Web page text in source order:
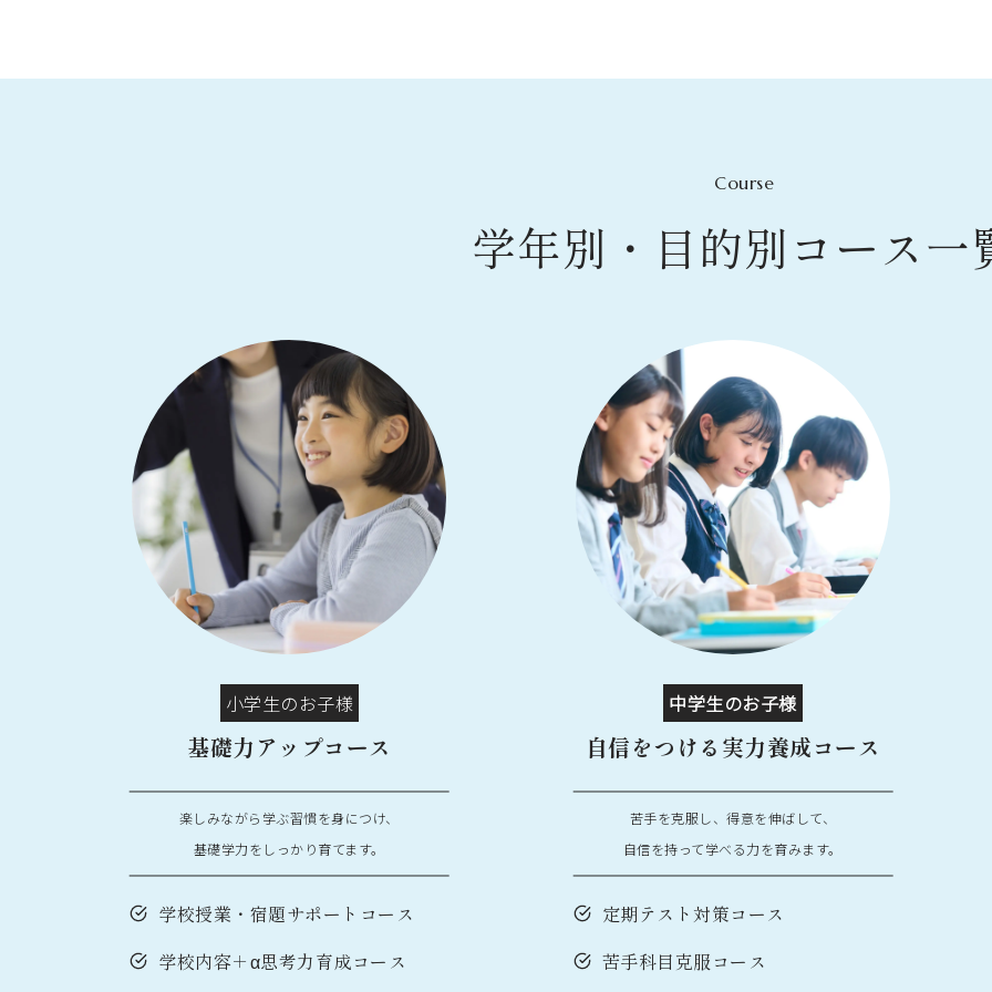
Course
学年別・目的別コース一
小学生のお子様
基礎力アップコース
楽しみながら学ぶ習慣を身につけ、
基礎学力をしっかり育てます。
学校授業・宿題サポートコース
学校内容＋α思考力育成コース
中学生のお子様
自信をつける実力養成コース
苦手を克服し、得意を伸ばして、
自信を持って学べる力を育みます。
定期テスト対策コース
苦手科目克服コース